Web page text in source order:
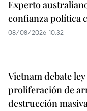
Experto
confianza política
08/08/2026 10:32
Vietnam debate
proliferación de
destrucción